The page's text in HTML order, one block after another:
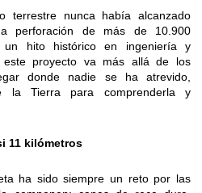
terrestre nunca había alcanzado
perforación de más de 10.900
un hito histórico en ingeniería y
este proyecto va más allá de los
donde nadie se ha atrevido,
la Tierra para comprenderla y
11 kilómetros
ha sido siempre un reto por las